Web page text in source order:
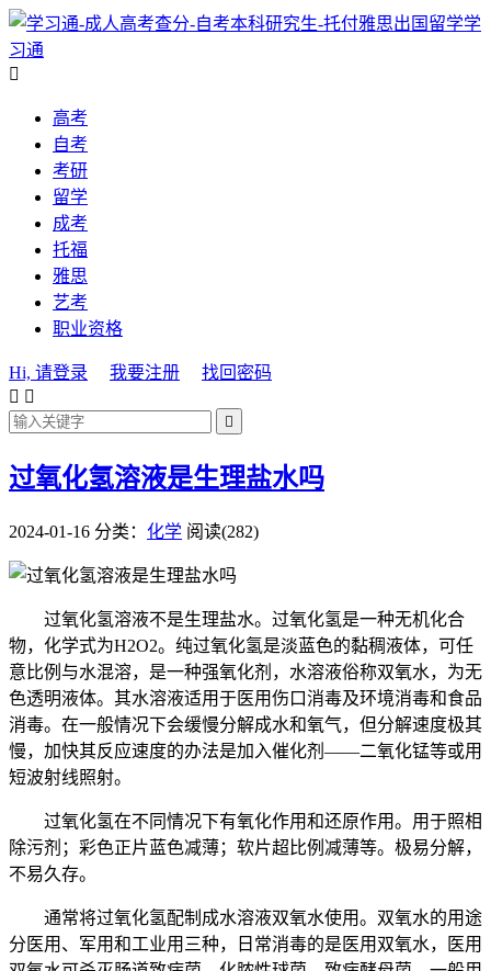
学
习通

高考
自考
考研
留学
成考
托福
雅思
艺考
职业资格
Hi, 请登录 我要注册
找回密码
 

过氧化氢溶液是生理盐水吗
2024-01-16 分类： 化学 阅读(282)
过氧化氢溶液不是生理盐水。过氧化氢是一种无机化合
物，化学式为H2O2。纯过氧化氢是淡蓝色的黏稠液体，可任
意比例与水混溶，是一种强氧化剂，水溶液俗称双氧水，为无
色透明液体。其水溶液适用于医用伤口消毒及环境消毒和食品
消毒。在一般情况下会缓慢分解成水和氧气，但分解速度极其
慢，加快其反应速度的办法是加入催化剂——二氧化锰等或用
短波射线照射。
过氧化氢在不同情况下有氧化作用和还原作用。用于照相
除污剂；彩色正片蓝色减薄；软片超比例减薄等。极易分解，
不易久存。
通常将过氧化氢配制成水溶液双氧水使用。双氧水的用途
分医用、军用和工业用三种，日常消毒的是医用双氧水，医用